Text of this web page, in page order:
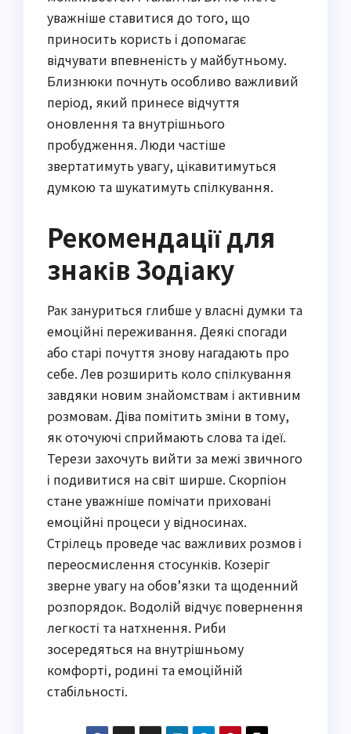
уважніше ставитися до того, що
приносить користь і допомагає
відчувати впевненість у майбутньому.
Близнюки почнуть особливо важливий
період, який принесе відчуття
оновлення та внутрішнього
пробудження. Люди частіше
звертатимуть увагу, цікавитимуться
думкою та шукатимуть спілкування.
Рекомендації для
знаків Зодіаку
Рак зануриться глибше у власні думки та
емоційні переживання. Деякі спогади
або старі почуття знову нагадають про
себе. Лев розширить коло спілкування
завдяки новим знайомствам і активним
розмовам. Діва помітить зміни в тому,
як оточуючі сприймають слова та ідеї.
Терези захочуть вийти за межі звичного
і подивитися на світ ширше. Скорпіон
стане уважніше помічати приховані
емоційні процеси у відносинах.
Стрілець проведе час важливих розмов і
переосмислення стосунків. Козеріг
зверне увагу на обов’язки та щоденний
розпорядок. Водолій відчує повернення
легкості та натхнення. Риби
зосередяться на внутрішньому
комфорті, родині та емоційній
стабільності.